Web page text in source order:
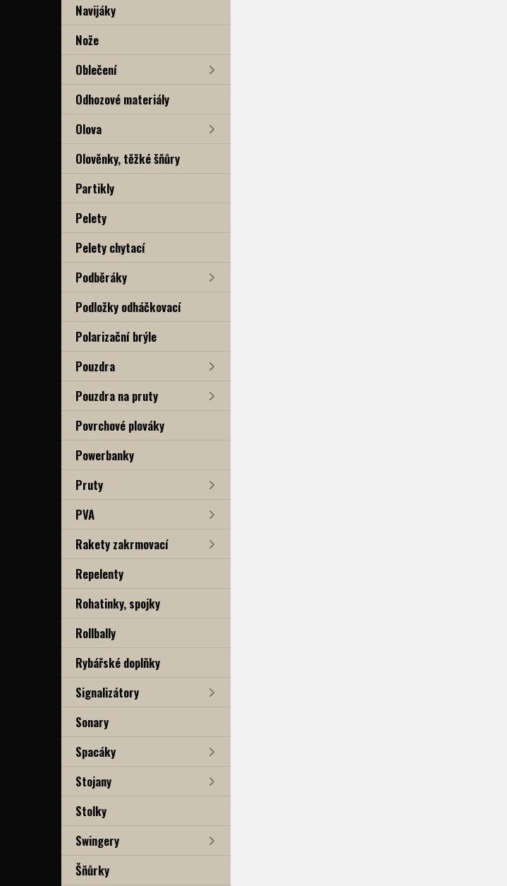
Navijáky
Nože
Oblečení
Odhozové materiály
Olova
Olověnky, těžké šňůry
Partikly
Pelety
Pelety chytací
Podběráky
Podložky odháčkovací
Polarizační brýle
Pouzdra
Pouzdra na pruty
Povrchové plováky
Powerbanky
Pruty
PVA
Rakety zakrmovací
Repelenty
Rohatinky, spojky
Rollbally
Rybářské doplňky
Signalizátory
Sonary
Spacáky
Stojany
Stolky
Swingery
Šňůrky